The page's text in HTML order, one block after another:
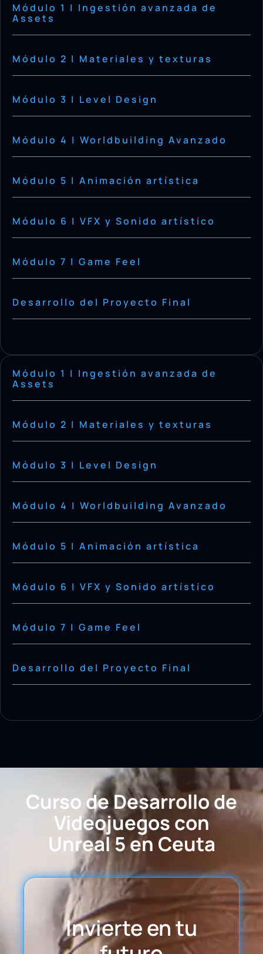
Módulo 1 | Ingestión avanzada de
Assets
Módulo 2 | Materiales y texturas
Módulo 3 | Level Design
Módulo 4 | Worldbuilding Avanzado
Módulo 5 | Animación artística
Módulo 6 | VFX y Sonido artístico
Módulo 7 | Game Feel
Desarrollo del Proyecto Final
Módulo 1 | Ingestión avanzada de
Assets
Módulo 2 | Materiales y texturas
Módulo 3 | Level Design
Módulo 4 | Worldbuilding Avanzado
Módulo 5 | Animación artística
Módulo 6 | VFX y Sonido artístico
Módulo 7 | Game Feel
Desarrollo del Proyecto Final
Curso de Desarrollo de
Videojuegos con
Unreal 5 en Ceuta
Invierte en tu